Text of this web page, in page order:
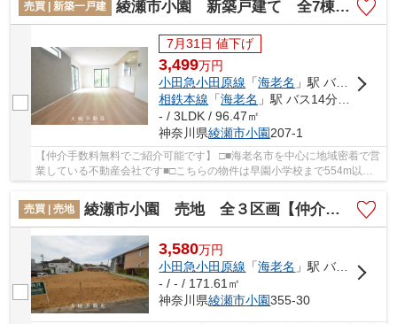
売買 | 新築一戸建
綾瀬市小園 新築戸建て 全7棟【仲介手数料無料】
7月31日 値下げ
3,499万円
小田急小田原線 「海老名 」駅 バス14分 「小園バザール前」 停歩2分
相鉄本線 「海老名 」駅 バス14分 「小園バザール前」 停歩2分
- / 3LDK / 96.47㎡
神奈川県綾瀬市小園207-1
【仲介手数料無料でご紹介可能です】 □■海老名市を中心に地域密着で営
業している不動産会社です■□こちらの物件は早園小学校まで554m以内
売買 | 売地
綾瀬市小園 売地 全３区画【仲介手数料無料】
3,580万円
小田急小田原線 「海老名 」駅 バス15分 「日立相模」 停歩5分
- / - / 171.61㎡
神奈川県綾瀬市小園355-30